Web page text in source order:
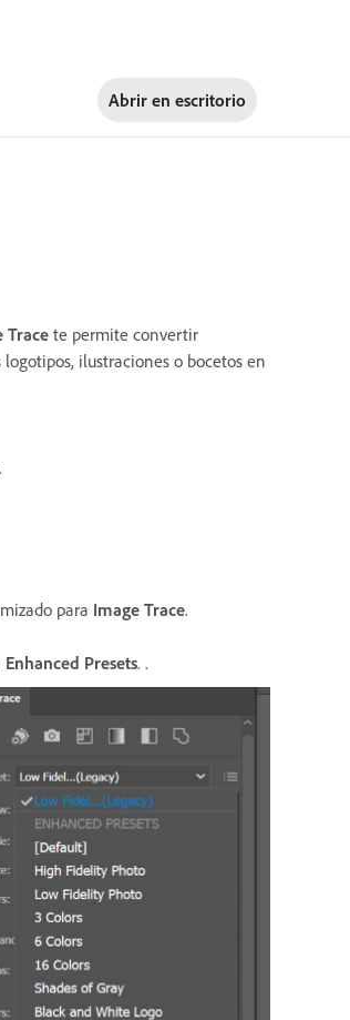
Abrir en escritorio
Tracete permite convertir
ilustraciones o bocetos en
para Image Trace.
Enhanced Presets. .